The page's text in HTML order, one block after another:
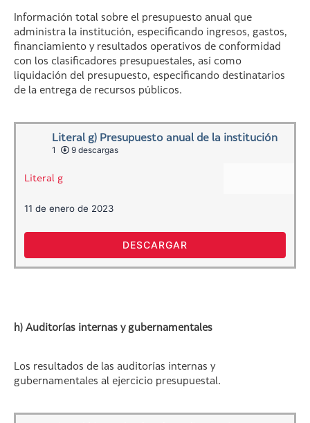
Información total sobre el presupuesto anual que
administra la institución, especificando ingresos, gastos,
financiamiento y resultados operativos de conformidad
con los clasificadores presupuestales, así como
liquidación del presupuesto, especificando destinatarios
de la entrega de recursos públicos.
Literal g) Presupuesto anual de la institución
1
9 descargas
Literal g
11 de enero de 2023
DESCARGAR
h) Auditorías internas y gubernamentales
Los resultados de las auditorías internas y
gubernamentales al ejercicio presupuestal.